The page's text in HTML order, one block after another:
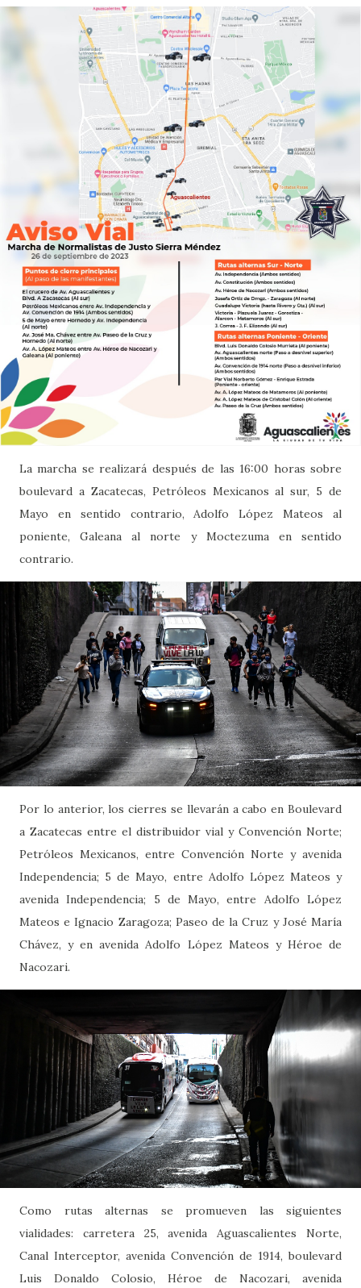
La marcha se realizará después de las 16:00 horas sobre
boulevard a Zacatecas, Petróleos Mexicanos al sur, 5 de
Mayo en sentido contrario, Adolfo López Mateos al
poniente, Galeana al norte y Moctezuma en sentido
contrario.
Por lo anterior, los cierres se llevarán a cabo en Boulevard
a Zacatecas entre el distribuidor vial y Convención Norte;
Petróleos Mexicanos, entre Convención Norte y avenida
Independencia; 5 de Mayo, entre Adolfo López Mateos y
avenida Independencia; 5 de Mayo, entre Adolfo López
Mateos e Ignacio Zaragoza; Paseo de la Cruz y José María
Chávez, y en avenida Adolfo López Mateos y Héroe de
Nacozari.
Como rutas alternas se promueven las siguientes
vialidades: carretera 25, avenida Aguascalientes Norte,
Canal Interceptor, avenida Convención de 1914, boulevard
Luis Donaldo Colosio, Héroe de Nacozari, avenida